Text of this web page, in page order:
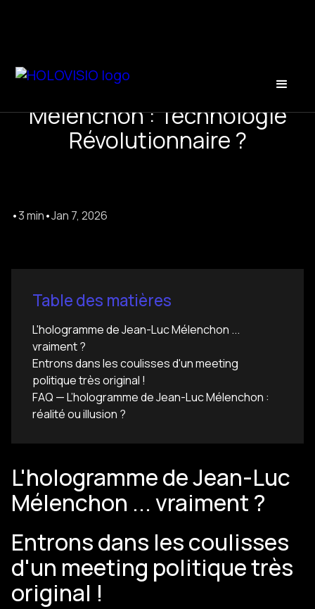
L’Hologramme de Jean-Luc
Mélenchon : Technologie
Révolutionnaire ?
•3 min•Jan 7, 2026
Table des matières
L'hologramme de Jean-Luc Mélenchon ...
vraiment ?
Entrons dans les coulisses d'un meeting
politique très original !
FAQ — L’hologramme de Jean-Luc Mélenchon :
réalité ou illusion ?‍
L'hologramme de Jean-Luc
Mélenchon ... vraiment ?
Entrons dans les coulisses
d'un meeting politique très
original !